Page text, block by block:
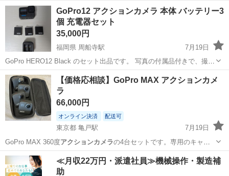
GoPro12 アクションカメラ 本体 バッテリー3
個 充電器セット
35,000円
福岡県 周船寺駅
7月19日
GoPro HERO12 Black のセット出品です。 写真の付属品付きで、撮影
の幅が大きく広がります。 【状態】 ・使用回数は2回（屋内） ・購入
時期2024年4月 ・レンズカバーを装着している為、 ...
福岡 福岡市 周船寺駅 その他
【価格応相談】GoPro MAX アクションカメ
ラ
66,000円
オンライン決済 配送可
東京都 亀戸駅
7月19日
GoPro MAX 360度アクションカメラの4台セットです。専用のキャリ
ン…
東京 江東区 亀戸駅 ビデオカメラ、ムービーカメラ
≪月収22万円・派遣社員≫機械操作・製造補
助